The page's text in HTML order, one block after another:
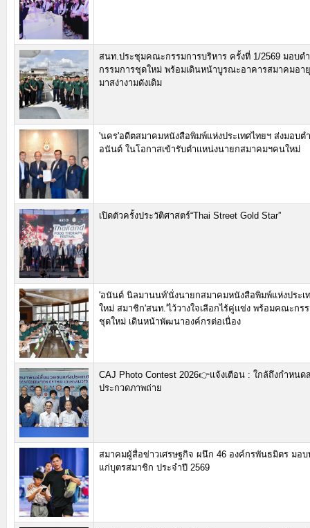
สนท.ประชุมคณะกรรมการบริหาร ครั้งที่ 1/2569 มอบต
กรรมการชุดใหม่ พร้อมเดินหน้าบูรณะอาคารสมาคมอา
มาสง่างามดังเดิม
'นคร'อดีตสมาคมหนังสือพิมพ์แห่งประเทศไทยฯ ส่งมอบต
อนันต์ ในโอกาสเข้ารับตำแหน่งนายกสมาคมฯคน
เปิดตัวครั้งประวัติศาสตร์“Thai Street Gold Star”
'อนันต์ นิลมานนท์'นั่งนายกสมาคมหนังสือพิมพ์แห่งประเ
ใหม่ สมาชิก'สนท.'ไว้วางใจเลือกไร้คู่แข่ง พร้อมคณะกร
ชุดใหม่ เดินหน้าพัฒนาองค์กรต่อเนื่อง
CAJ Photo Contest 2026👉แจ้งเตือน : ใกล้ถึงกำหนด
ประกวดภาพถ่าย
สมาคมผู้สื่อข่าวเศรษฐกิจ ผนึก 46 องค์กรพันธมิตร มอ
แก่บุตรสมาชิก ประจำปี 2569